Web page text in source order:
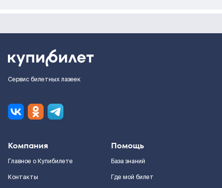
Сервис билетных лазеек
Компания
Главное о Купибилете
Контакты
Помощь
База знаний
Где мой билет